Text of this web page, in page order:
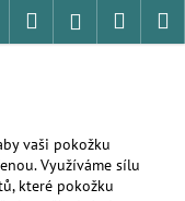
Hledat Přihlášení
vaši pokožku
Využíváme sílu
které pokožku